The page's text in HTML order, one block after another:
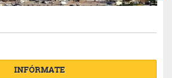
INFÓRMATE